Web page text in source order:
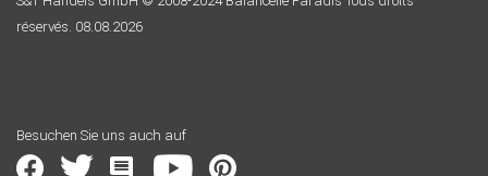
réservés. 08.08.2026
Besuchen Sie uns auch auf